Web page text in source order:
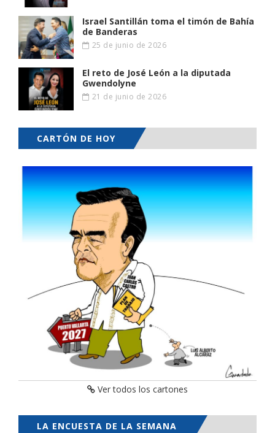
Israel Santillán toma el timón de Bahía
de Banderas
25 de junio de 2026
El reto de José León a la diputada
Gwendolyne
21 de junio de 2026
CARTÓN DE HOY
Ver todos los cartones
LA ENCUESTA DE LA SEMANA